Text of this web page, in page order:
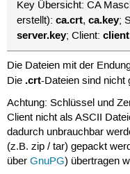
Key Übersicht: CA
erstellt):ca.crt,ca.key;
server.key; Client:
Die Dateien mit der
Die .crt-Dateien sind nicht
Achtung: Schlüssel und
Client nicht als ASCII
dadurch unbrauchbar
(z.B. zip / tar) gepackt
über GnuPG) übertragen